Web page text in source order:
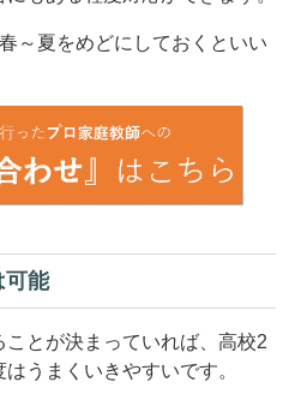
～夏をめどにしておくといい
可能
とが決まっていれば、高校2
うまくいきやすいです。